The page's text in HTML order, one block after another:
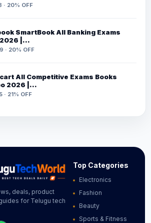
· 20% OFF
SmartBook All Banking Exams
2026 |…
· 20% OFF
All Competitive Exams Books
2026 |…
· 21% OFF
deals, product
for Telugu tech
Top Categories
Electronics
Fashion
Beauty
Sports & Fitness